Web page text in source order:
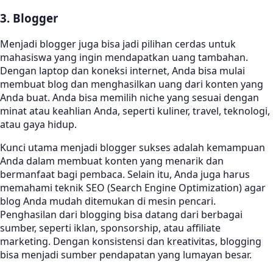
3. Blogger
Menjadi blogger juga bisa jadi pilihan cerdas untuk
mahasiswa yang ingin mendapatkan uang tambahan.
Dengan laptop dan koneksi internet, Anda bisa mulai
membuat blog dan menghasilkan uang dari konten yang
Anda buat. Anda bisa memilih niche yang sesuai dengan
minat atau keahlian Anda, seperti kuliner, travel, teknologi,
atau gaya hidup.
Kunci utama menjadi blogger sukses adalah kemampuan
Anda dalam membuat konten yang menarik dan
bermanfaat bagi pembaca. Selain itu, Anda juga harus
memahami teknik SEO (Search Engine Optimization) agar
blog Anda mudah ditemukan di mesin pencari.
Penghasilan dari blogging bisa datang dari berbagai
sumber, seperti iklan, sponsorship, atau affiliate
marketing. Dengan konsistensi dan kreativitas, blogging
bisa menjadi sumber pendapatan yang lumayan besar.